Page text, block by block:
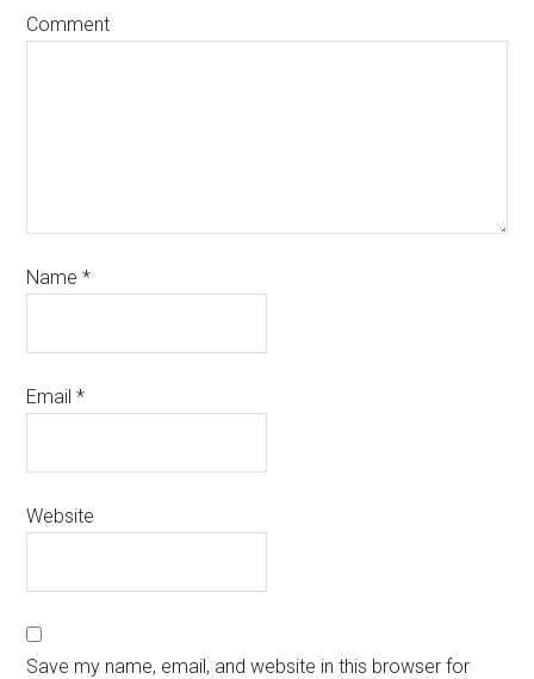
Comment
Name*
Email*
Website
Save my name, email, and website in this browser for